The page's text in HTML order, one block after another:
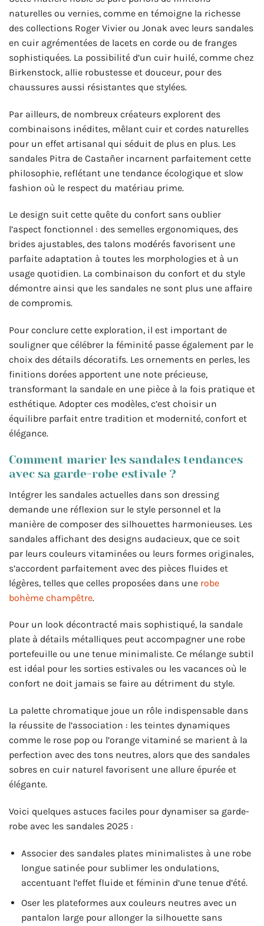
naturelles ou vernies, comme en témoigne la richesse
des collections Roger Vivier ou Jonak avec leurs sandales
en cuir agrémentées de lacets en corde ou de franges
sophistiquées. La possibilité d’un cuir huilé, comme chez
Birkenstock, allie robustesse et douceur, pour des
chaussures aussi résistantes que stylées.
Par ailleurs, de nombreux créateurs explorent des
combinaisons inédites, mêlant cuir et cordes naturelles
pour un effet artisanal qui séduit de plus en plus. Les
sandales Pitra de Castañer incarnent parfaitement cette
philosophie, reflétant une tendance écologique et slow
fashion où le respect du matériau prime.
Le design suit cette quête du confort sans oublier
l’aspect fonctionnel : des semelles ergonomiques, des
brides ajustables, des talons modérés favorisent une
parfaite adaptation à toutes les morphologies et à un
usage quotidien. La combinaison du confort et du style
démontre ainsi que les sandales ne sont plus une affaire
de compromis.
Pour conclure cette exploration, il est important de
souligner que célébrer la féminité passe également par le
choix des détails décoratifs. Les ornements en perles, les
finitions dorées apportent une note précieuse,
transformant la sandale en une pièce à la fois pratique et
esthétique. Adopter ces modèles, c’est choisir un
équilibre parfait entre tradition et modernité, confort et
élégance.
Comment marier les sandales tendances
avec sa garde-robe estivale ?
Intégrer les sandales actuelles dans son dressing
demande une réflexion sur le style personnel et la
manière de composer des silhouettes harmonieuses. Les
sandales affichant des designs audacieux, que ce soit
par leurs couleurs vitaminées ou leurs formes originales,
s’accordent parfaitement avec des pièces fluides et
légères, telles que celles proposées dans une robe
bohème champêtre.
Pour un look décontracté mais sophistiqué, la sandale
plate à détails métalliques peut accompagner une robe
portefeuille ou une tenue minimaliste. Ce mélange subtil
est idéal pour les sorties estivales ou les vacances où le
confort ne doit jamais se faire au détriment du style.
La palette chromatique joue un rôle indispensable dans
la réussite de l’association : les teintes dynamiques
comme le rose pop ou l’orange vitaminé se marient à la
perfection avec des tons neutres, alors que des sandales
sobres en cuir naturel favorisent une allure épurée et
élégante.
Voici quelques astuces faciles pour dynamiser sa garde-
robe avec les sandales 2025 :
Associer des sandales plates minimalistes à une robe
longue satinée pour sublimer les ondulations,
accentuant l’effet fluide et féminin d’une tenue d’été.
Oser les plateformes aux couleurs neutres avec un
pantalon large pour allonger la silhouette sans